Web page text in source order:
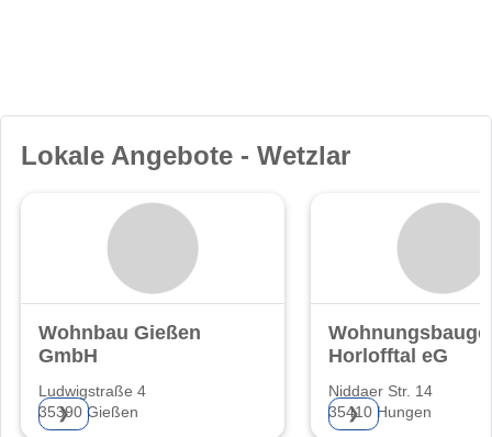
Lokale Angebote - Wetzlar
Wohnbau Gießen
GmbH
Ludwigstraße 4
35390 Gießen
❯
Horlofftal eG
Niddaer Str. 14
35410 Hungen
❯